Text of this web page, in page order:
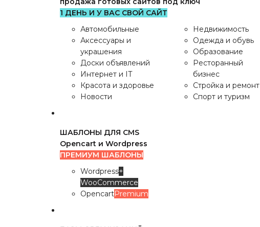
1 ДЕНЬ И У ВАС СВОЙ САЙТ
Автомобильные
Аксессуары и
украшения
Доски объявлений
Интернет и IT
Красота и здоровье
Новости
Недвижимость
Одежда и обувь
Образование
Ресторанный
бизнес
Стройка и ремонт
Спорт и туризм
ШАБЛОНЫ ДЛЯ CMS
Opencart и Wordpress
ПРЕМИУМ ШАБЛОНЫ
Wordpress+
WooCommerce
OpencartPremium
Категории
продажа готовых сайтов под ключ
1 ДЕНЬ И У ВАС СВОЙ САЙТ
Автомобильные
Аксессуары и
украшения
Доски объявлений